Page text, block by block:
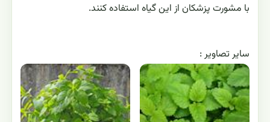
با مشورت پزشکان از این گیاه استفاده کنند.
ساير تصاوير :